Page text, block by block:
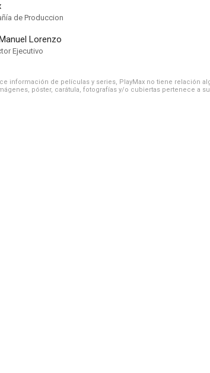
de Produccion
Lorenzo
Ejecutivo
información de películas y series, PlayMax no tiene relación
póster, carátula, fotografías y/o cubiertas pertenece a